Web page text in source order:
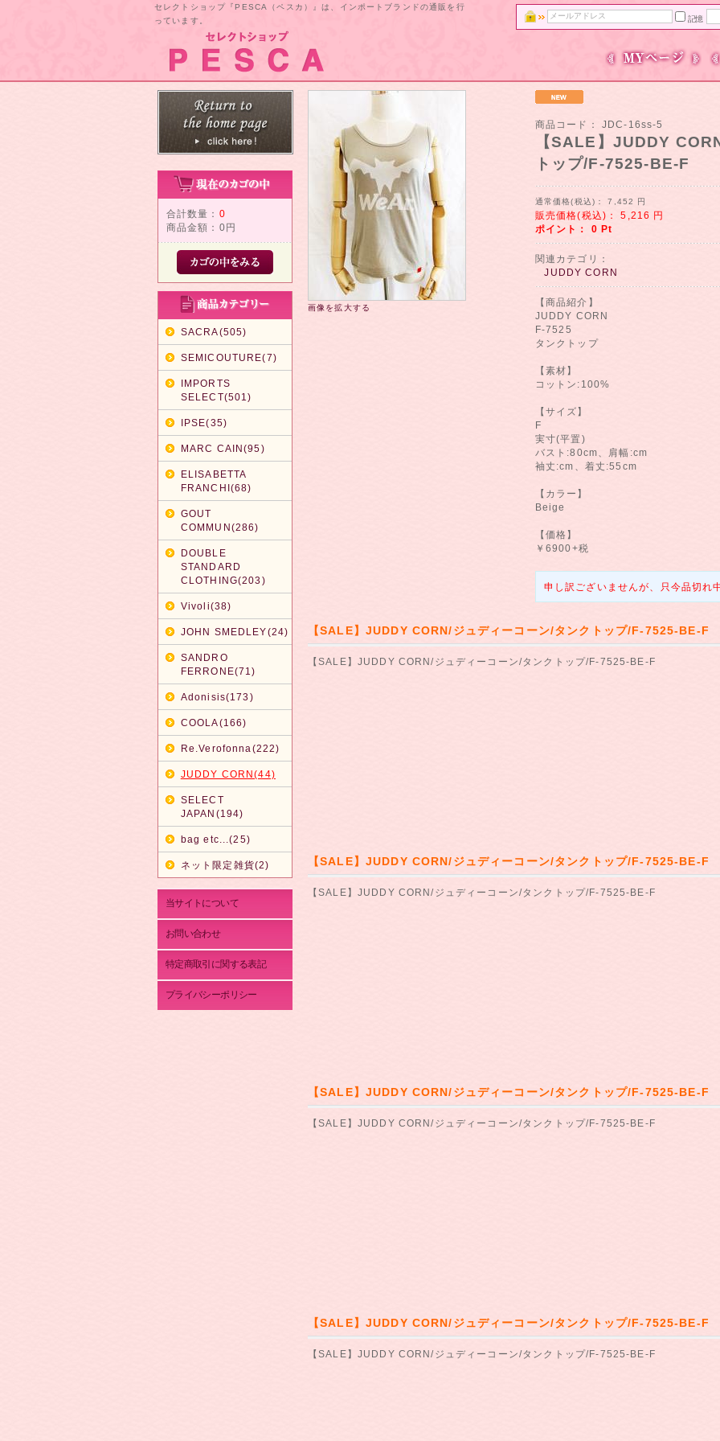
セレクトショップ『PESCA（ペスカ）』は、インポートブランドの通販を行
っています。
記憶
合計数量： 0
商品金額： 0円
SACRA(505)
SEMICOUTURE(7)
IMPORTS
SELECT(501)
IPSE(35)
MARC CAIN(95)
ELISABETTA
FRANCHI(68)
GOUT
COMMUN(286)
DOUBLE
STANDARD
CLOTHING(203)
Vivoli(38)
JOHN SMEDLEY(24)
SANDRO
FERRONE(71)
Adonisis(173)
COOLA(166)
Re.Verofonna(222)
JUDDY CORN(44)
SELECT
JAPAN(194)
bag etc...(25)
ネット限定雑貨(2)
当サイトについて
お問い合わせ
特定商取引に関する表記
プライバシーポリシー
画像を拡大する
商品コード： JDC-16ss-5
【SALE】JUDDY
トップ/F-7525-BE-F
通常価格(税込)： 7,452 円
販売価格(税込)： 5,216 円
ポイント： 0 Pt
関連カテゴリ：
JUDDY CORN
【商品紹介】
JUDDY CORN
F-7525
タンクトップ
【素材】
コットン:100%
【サイズ】
F
実寸(平置)
バスト:80cm、肩幅:cm
袖丈:cm、着丈:55cm
【カラー】
Beige
【価格】
￥6900+税
申し訳ございませんが、只今品切れ
【SALE】JUDDY CORN/ジュディーコーン/タンクトップ/F-7525-BE-F
【SALE】JUDDY CORN/ジュディーコーン/タンクトップ/F-7525-BE-F
【SALE】JUDDY CORN/ジュディーコーン/タンクトップ/F-7525-BE-F
【SALE】JUDDY CORN/ジュディーコーン/タンクトップ/F-7525-BE-F
【SALE】JUDDY CORN/ジュディーコーン/タンクトップ/F-7525-BE-F
【SALE】JUDDY CORN/ジュディーコーン/タンクトップ/F-7525-BE-F
【SALE】JUDDY CORN/ジュディーコーン/タンクトップ/F-7525-BE-F
【SALE】JUDDY CORN/ジュディーコーン/タンクトップ/F-7525-BE-F